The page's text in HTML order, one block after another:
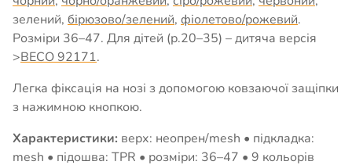
зелений, бірюзово/зелений, фіолетово/рожевий.
Розміри 36–47. Для дітей (р.20–35) – дитяча версія
>BECO 92171.
Легка фіксація на нозі з допомогою ковзаючої защіпки
з нажимною кнопкою.
Характеристики: верх: неопрен/mesh • підкладка:
mesh • підошва: TPR • розміри: 36–47 • 9 кольорів